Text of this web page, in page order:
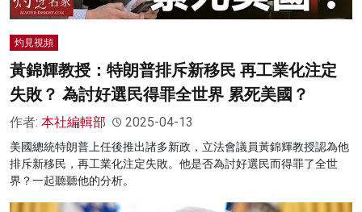
灼見視頻
黃錦輝教授：特朗普排斥新移民 再工業化注定
失敗？ 為討好選民得罪全世界 累死美國？
作者: 本社編輯部 2025-04-13
美國總統特朗普上任後推出諸多新政，立法會議員黃錦輝教授認為他
排斥新移民，再工業化注定失敗。他是否為討好選民而得罪了全世
界？一起聽聽他的分析。